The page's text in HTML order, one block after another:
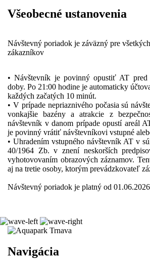
Všeobecné ustanovenia
Návštevný poriadok je záväzný pre
zákazníkov
• Návštevník je povinný opustiť AT pred
doby. Po 21:00 hodine je automaticky
každých začatých 10 minút.
• V prípade nepriaznivého počasia sú
vonkajšie bazény a atrakcie z
návštevník v danom prípade opustí areál
je povinný vrátiť návštevníkovi vstupné
• Uhradením vstupného návštevník AT v
40/1964 Zb. v znení neskorších
vyhotovovaním obrazových záznamov.
aj na tretie osoby, ktorým prevádzkovateľ
Návštevný poriadok je platný od
Navigácia